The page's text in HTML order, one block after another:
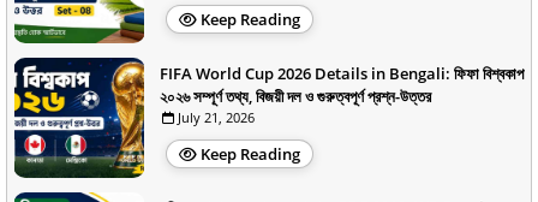
Keep Reading
FIFA World Cup 2026 Details in Bengali: ফিফা বিশ্বকাপ
২০২৬ সম্পূর্ণ তথ্য, বিজয়ী দল ও গুরুত্বপূর্ণ প্রশ্ন-উত্তর
July 21, 2026
Keep Reading